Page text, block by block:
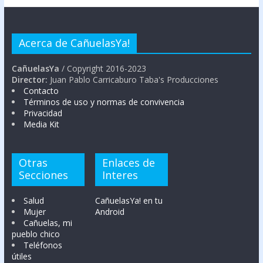
Acerca de CañuelasYa!
CañuelasYa / Copyright 2016-2023
Director: Juan Pablo Carricaburo Taba's Producciones
Contacto
Términos de uso y normas de convivencia
Privacidad
Media Kit
Otras
Secciones
Salud
Mujer
Cañuelas, mi
pueblo chico
Teléfonos
útiles
Enlaces de
Interes
CañuelasYa! en tu
Android